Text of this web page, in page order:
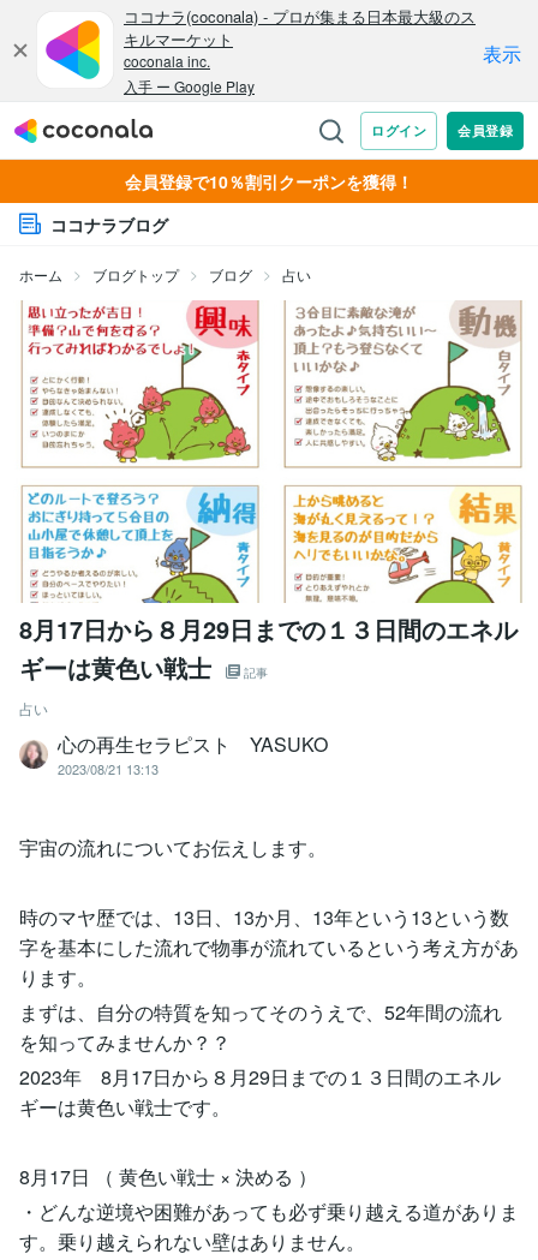
会員登録で10％割引クーポンを獲得！
ココナラブログ
ホーム ブログトップ ブログ 占い
8月17日から８月29日までの１３日間のエネル
ギーは黄色い戦士
記事
占い
心の再生セラピスト YASUKO
2023/08/21 13:13
宇宙の流れについてお伝えします。
時のマヤ歴では、13日、13か月、13年という13という数
字を基本にした流れで物事が流れているという考え方があ
ります。
まずは、自分の特質を知ってそのうえで、52年間の流れ
を知ってみませんか？？
2023年 8月17日から８月29日までの１３日間のエネル
ギーは黄色い戦士です。
8月17日 （ 黄色い戦士 × 決める ）
・どんな逆境や困難があっても必ず乗り越える道がありま
す。乗り越えられない壁はありません。